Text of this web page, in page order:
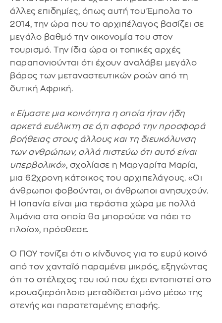
άλλες επιδημίες, όπως αυτή του Έμπολα το
2014, την ώρα που το αρχιπέλαγος βασίζει σε
μεγάλο βαθμό την οικονομία του στον
τουρισμό. Την ίδια ώρα οι τοπικές αρχές
παραπονιούνται ότι έχουν αναλάβει μεγάλο
βάρος των μεταναστευτικών ροών από τη
δυτική Αφρική.
«Είμαστε μια κοινότητα η οποία ήταν ήδη
αρκετά ευέλικτη σε ό,τι αφορά την προσφορά
βοήθειας στους άλλους και τη διευκόλυνση
των ανθρώπων, αλλά πιστεύω ότι αυτό είναι
υπερβολικό», σχολίασε η Μαργαρίτα Μαρία,
μια 62χρονη κάτοικος του αρχιπελάγους. «Οι
άνθρωποι φοβούνται, οι άνθρωποι ανησυχούν.
Η Ισπανία είναι μια τεράστια χώρα με πολλά
λιμάνια στα οποία θα μπορούσε να πάει το
πλοίο», πρόσθεσε.
Ο ΠΟΥ τονίζει ότι ο κίνδυνος για το ευρύ κοινό
από τον χανταϊό παραμένει μικρός, εξηγώντας
ότι το στέλεχος του ιού που έχει εντοπιστεί στο
κρουαζιερόπλοιο μεταδίδεται μόνο μέσω της
στενής και παρατεταμένης επαφής.